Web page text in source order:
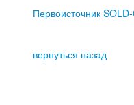
Первоисточник
вернуться назад